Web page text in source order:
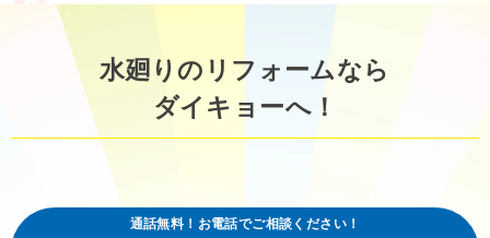
水廻りのリフォームなら
ダイキョーへ！
通話無料！お電話でご相談ください！